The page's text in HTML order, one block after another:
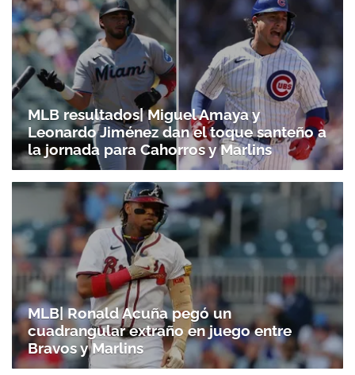
MLB resultados| Miguel Amaya y
Leonardo Jiménez dan el toque santeño a
la jornada para Cahorros y Marlins
MLB| Ronald Acuña pegó un
cuadrangular extraño en juego entre
Bravos y Marlins